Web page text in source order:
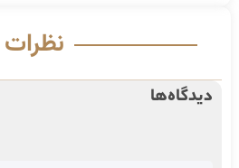
نظرات
دیدگاه‌ها